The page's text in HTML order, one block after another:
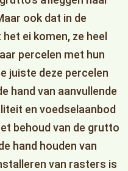
ook dat in de
ei komen, ze heel
percelen met hun
juiste deze percelen
hand van aanvullende
en voedselaanbod
behoud van de grutto
hand houden van
van rasters is